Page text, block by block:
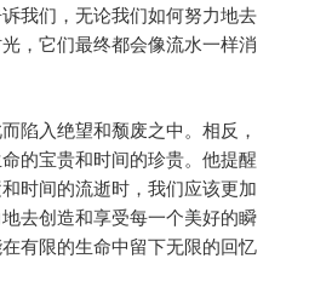
我们，无论我们如何努力地去
，它们最终都会像流水一样消
陷入绝望和颓废之中。相反，
的宝贵和时间的珍贵。他提醒
时间的流逝时，我们应该更加
去创造和享受每一个美好的瞬
有限的生命中留下无限的回忆